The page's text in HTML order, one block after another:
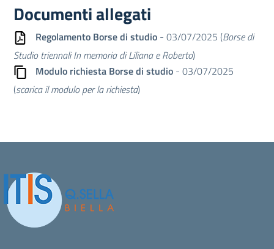
Documenti allegati
Regolamento Borse di studio - 03/07/2025 (Borse di
Studio triennali In memoria di Liliana e Roberto)
Modulo richiesta Borse di studio - 03/07/2025
(scarica il modulo per la richiesta)